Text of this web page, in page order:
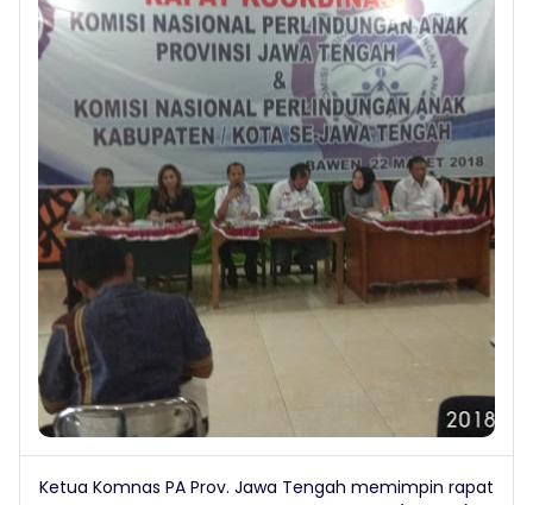
Ketua Komnas PA Prov. Jawa Tengah memimpin rapat